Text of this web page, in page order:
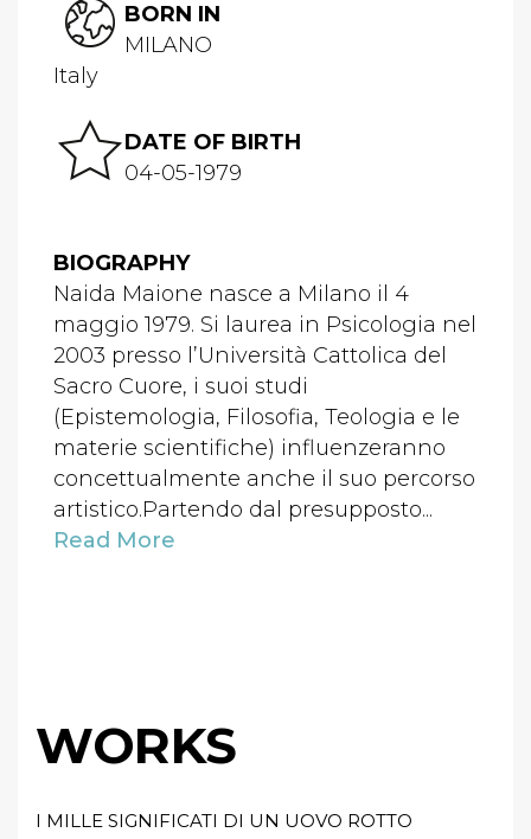
BORN IN
MILANO
Italy
DATE OF BIRTH
04-05-1979
BIOGRAPHY
Naida Maione nasce a Milano il 4
maggio 1979. Si laurea in Psicologia nel
2003 presso l’Università Cattolica del
Sacro Cuore, i suoi studi
(Epistemologia, Filosofia, Teologia e le
materie scientifiche) influenzeranno
concettualmente anche il suo percorso
artistico.Partendo dal presupposto...
Read More
WORKS
I MILLE SIGNIFICATI DI UN UOVO ROTTO